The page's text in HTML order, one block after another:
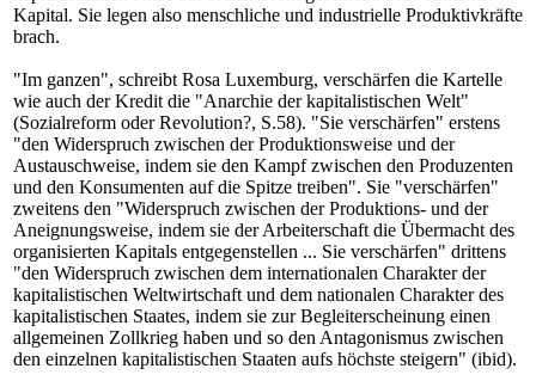
Kapital. Sie legen also menschliche und industrielle Produktivkräfte
brach.
"Im ganzen", schreibt Rosa Luxemburg, verschärfen die Kartelle
wie auch der Kredit die "Anarchie der kapitalistischen Welt"
(Sozialreform oder Revolution?, S.58). "Sie verschärfen" erstens
"den Widerspruch zwischen der Produktionsweise und der
Austauschweise, indem sie den Kampf zwischen den Produzenten
und den Konsumenten auf die Spitze treiben". Sie "verschärfen"
zweitens den "Widerspruch zwischen der Produktions- und der
Aneignungsweise, indem sie der Arbeiterschaft die Übermacht des
organisierten Kapitals entgegenstellen ... Sie verschärfen" drittens
"den Widerspruch zwischen dem internationalen Charakter der
kapitalistischen Weltwirtschaft und dem nationalen Charakter des
kapitalistischen Staates, indem sie zur Begleiterscheinung einen
allgemeinen Zollkrieg haben und so den Antagonismus zwischen
den einzelnen kapitalistischen Staaten aufs höchste steigern" (ibid).